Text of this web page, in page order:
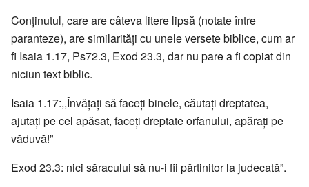
Conţinutul, care are câteva litere lipsă (notate între
paranteze), are similarităţi cu unele versete biblice, cum ar
fi Isaia 1.17, Ps72.3, Exod 23.3, dar nu pare a fi copiat din
niciun text biblic.
Isaia 1.17:,,Învăţaţi să faceţi binele, căutaţi dreptatea,
ajutaţi pe cel apăsat, faceţi dreptate orfanului, apăraţi pe
văduvă!”
Exod 23.3: nici săracului să nu-i fii părtinitor la judecată”.